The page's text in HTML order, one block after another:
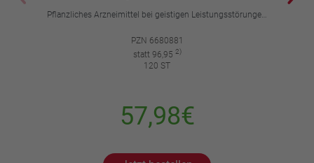
Pflanzliches Arzneimittel bei geistigen Leistungsstörungen und Durchblutungsstörungen.
PZN 6680881
statt 96,95 2)
120 ST
57,98€